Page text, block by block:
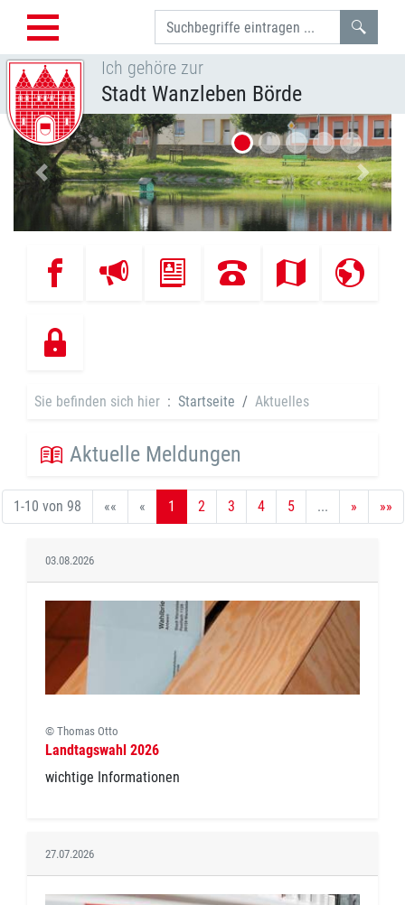
Ich gehöre zur
Stadt Wanzleben Börde
Vorheriges Bild
Sie befinden sich hier Startseite Aktuelles
Aktuelle Meldungen
1-10 von 98 «« « 1 2 3 4 5 ... » »»
Landtagswahl 2026
wichtige Informationen
© Thomas Otto
03.08.2026
27.07.2026